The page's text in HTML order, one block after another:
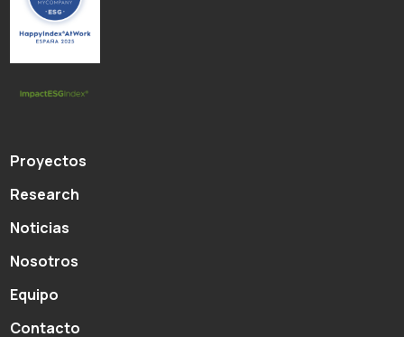
Proyectos
Research
Noticias
Nosotros
Equipo
Contacto